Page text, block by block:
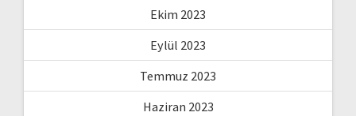
Ekim 2023
Eylül 2023
Temmuz 2023
Haziran 2023